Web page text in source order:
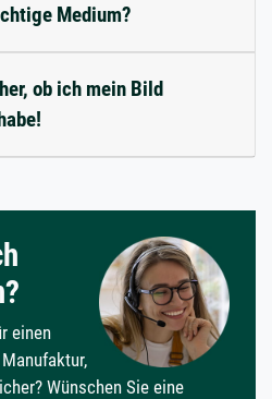
Medium?
ob ich mein Bild
einen
Wünschen Sie eine